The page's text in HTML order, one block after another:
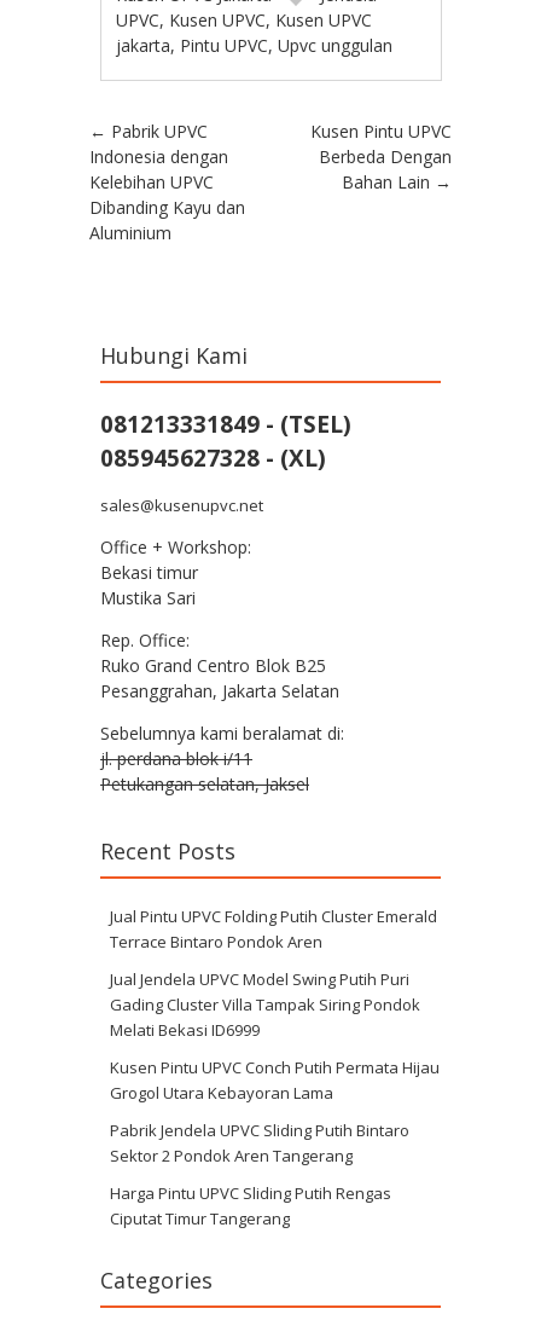
UPVC, Kusen UPVC, Kusen UPVC
jakarta, Pintu UPVC,Upvc unggulan
Post navigation
← Pabrik UPVC
Indonesia dengan
Kelebihan UPVC
Dibanding Kayu dan
Aluminium
Kusen Pintu UPVC
Berbeda Dengan
Bahan Lain →
Hubungi Kami
081213331849 - (TSEL)
085945627328 - (XL)
sales@kusenupvc.net
Office + Workshop:
Bekasi timur
Mustika Sari
Rep. Office:
Ruko Grand Centro Blok B25
Pesanggrahan, Jakarta Selatan
Sebelumnya kami beralamat di:
jl. perdana blok i/11
Petukangan selatan, Jaksel
Recent Posts
Jual Pintu UPVC Folding Putih Cluster Emerald
Terrace Bintaro Pondok Aren
Jual Jendela UPVC Model Swing Putih Puri
Gading Cluster Villa Tampak Siring Pondok
Melati Bekasi ID6999
Kusen Pintu UPVC Conch Putih Permata Hijau
Grogol Utara Kebayoran Lama
Pabrik Jendela UPVC Sliding Putih Bintaro
Sektor 2 Pondok Aren Tangerang
Harga Pintu UPVC Sliding Putih Rengas
Ciputat Timur Tangerang
Categories